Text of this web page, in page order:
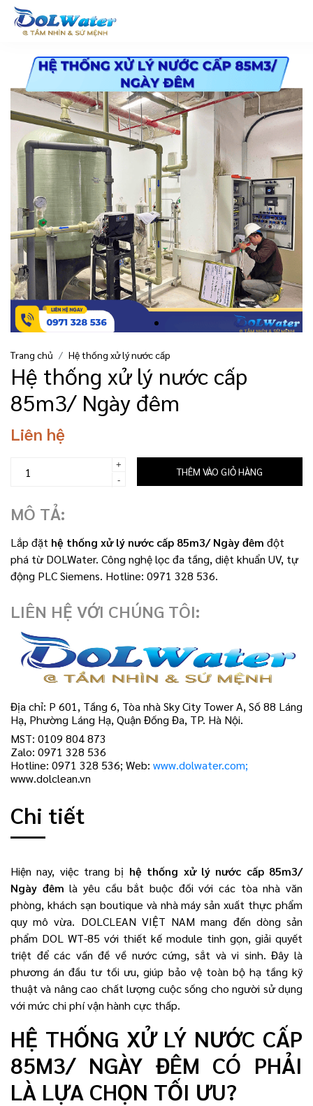
Trang chủ Hệ thống xử lý nước cấp
Hệ thống xử lý nước cấp
85m3/ Ngày đêm
Liên hệ
+
-
THÊM VÀO GIỎ HÀNG
MÔ TẢ:
Lắp đặt hệ thống xử lý nước cấp 85m3/ Ngày đêm đột
phá từ DOLWater. Công nghệ lọc đa tầng, diệt khuẩn UV, tự
động PLC Siemens. Hotline: 0971 328 536.
LIÊN HỆ VỚI CHÚNG TÔI:
Địa chỉ: P 601, Tầng 6, Tòa nhà Sky City Tower A, Số 88 Láng
Hạ, Phường Láng Hạ, Quận Đống Đa, TP. Hà Nội.
MST: 0109 804 873
Zalo: 0971 328 536
Hotline: 0971 328 536; Web: www.dolwater.com;
www.dolclean.vn
Chi tiết
Hiện nay, việc trang bị hệ thống xử lý nước cấp 85m3/
Ngày đêm là yêu cầu bắt buộc đối với các tòa nhà văn
phòng, khách sạn boutique và nhà máy sản xuất thực phẩm
quy mô vừa. DOLCLEAN VIỆT NAM mang đến dòng sản
phẩm DOL WT-85 với thiết kế module tinh gọn, giải quyết
triệt để các vấn đề về nước cứng, sắt và vi sinh. Đây là
phương án đầu tư tối ưu, giúp bảo vệ toàn bộ hạ tầng kỹ
thuật và nâng cao chất lượng cuộc sống cho người sử dụng
với mức chi phí vận hành cực thấp.
HỆ THỐNG XỬ LÝ NƯỚC CẤP
85M3/ NGÀY ĐÊM CÓ PHẢI
LÀ LỰA CHỌN TỐI ƯU?